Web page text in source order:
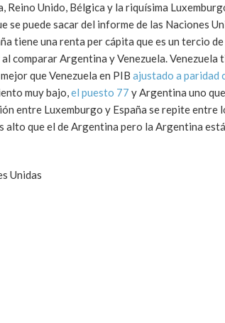
Reino Unido, Bélgica y la riquísima
se puede sacar del informe de las Naciones
tiene una renta per cápita que es un tercio
comparar Argentina y Venezuela. Venezuela
que Venezuela en PIB ajustado a paridad
muy bajo,el puesto 77 y Argentina uno
entre Luxemburgo y España se repite entre
alto que el de Argentina pero la Argentina
Unidas